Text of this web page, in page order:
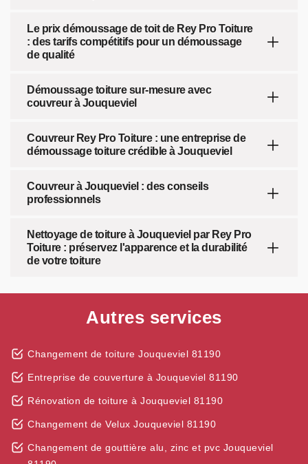
Le prix démoussage de toit de Rey Pro Toiture
: des tarifs compétitifs pour un démoussage
de qualité
Démoussage toiture sur-mesure avec
couvreur à Jouqueviel
Couvreur Rey Pro Toiture : une entreprise de
démoussage toiture crédible à Jouqueviel
Couvreur à Jouqueviel : des conseils
professionnels
Nettoyage de toiture à Jouqueviel par Rey Pro
Toiture : préservez l'apparence et la durabilité
de votre toiture
Autres services
Changement de toiture Jouqueviel 81190
Entreprise de couverture à Jouqueviel 81190
Rénovation de toiture à Jouqueviel 81190
Changement de Velux Jouqueviel 81190
Changement de gouttière alu, zinc et pvc Jouqueviel